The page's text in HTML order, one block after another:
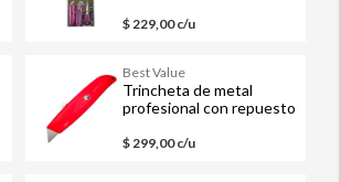
$ 229,00 c/u
Best Value
Trincheta de metal
profesional con repuesto
$ 299,00 c/u